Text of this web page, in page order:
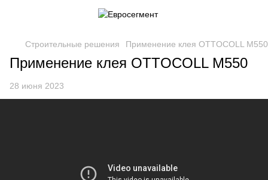
Строительные решения Применение клея OTTOCOLL M550
Применение клея OTTOCOLL M550
28 июня 2023